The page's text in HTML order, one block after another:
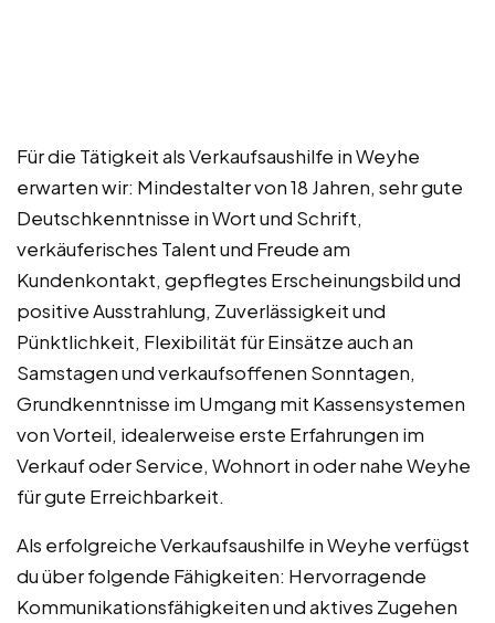
Für die Tätigkeit als Verkaufsaushilfe in Weyhe
erwarten wir: Mindestalter von 18 Jahren, sehr gute
Deutschkenntnisse in Wort und Schrift,
verkäuferisches Talent und Freude am
Kundenkontakt, gepflegtes Erscheinungsbild und
positive Ausstrahlung, Zuverlässigkeit und
Pünktlichkeit, Flexibilität für Einsätze auch an
Samstagen und verkaufsoffenen Sonntagen,
Grundkenntnisse im Umgang mit Kassensystemen
von Vorteil, idealerweise erste Erfahrungen im
Verkauf oder Service, Wohnort in oder nahe Weyhe
für gute Erreichbarkeit.
Als erfolgreiche Verkaufsaushilfe in Weyhe verfügst
du über folgende Fähigkeiten: Hervorragende
Kommunikationsfähigkeiten und aktives Zugehen